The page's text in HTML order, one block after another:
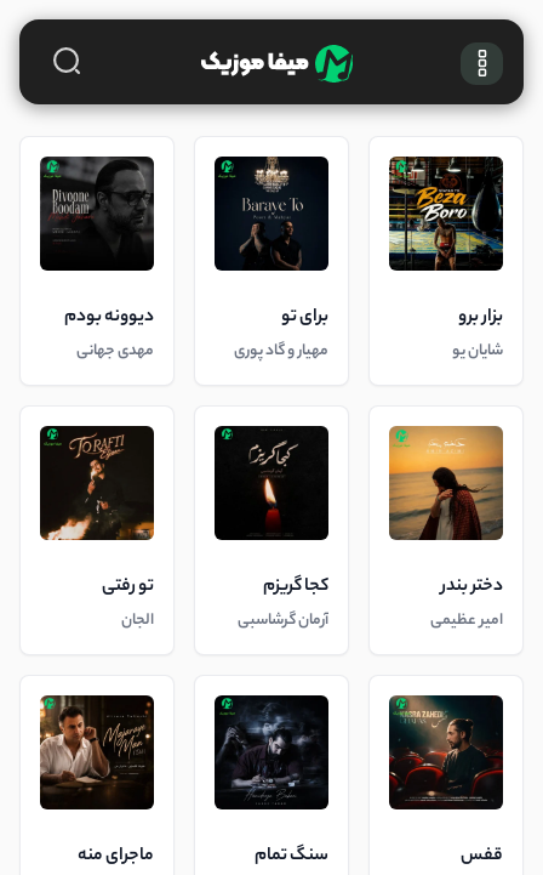
بزار برو
شایان یو
برای تو
مهیار و گاد پوری
دیوونه بودم
مهدی جهانی
دختر بندر
امیر عظیمی
کجا گریزم
آرمان گرشاسبی
تو رفتی
الجان
قفس سنگ تمام ماجرای منه